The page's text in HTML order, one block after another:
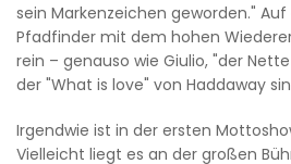
sein Markenzeichen geworden."
Pfadfinder mit dem hohen
rein – genauso wie Giulio, "der
der "What is love" von Haddaway
Irgendwie ist in der ersten
Vielleicht liegt es an der großen